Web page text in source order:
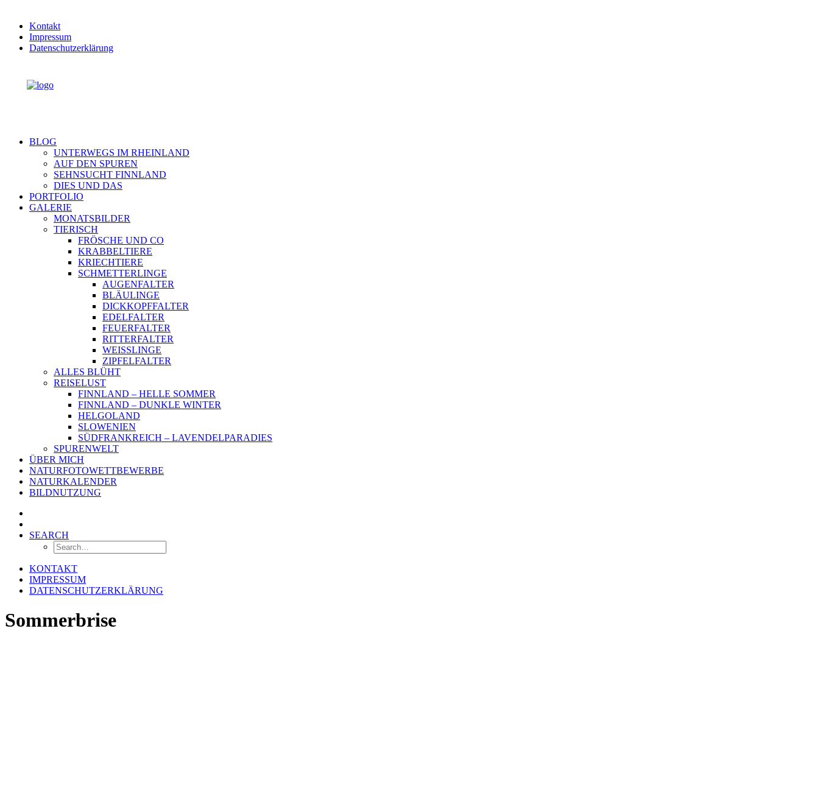
Kontakt
Impressum
Datenschutzerklärung
BLOG
UNTERWEGS IM RHEINLAND
AUF DEN SPUREN
SEHNSUCHT FINNLAND
DIES UND DAS
PORTFOLIO
GALERIE
MONATSBILDER
TIERISCH
FRÖSCHE UND CO
KRABBELTIERE
KRIECHTIERE
SCHMETTERLINGE
AUGENFALTER
BLÄULINGE
DICKKOPFFALTER
EDELFALTER
FEUERFALTER
RITTERFALTER
WEISSLINGE
ZIPFELFALTER
ALLES BLÜHT
REISELUST
FINNLAND – HELLE SOMMER
FINNLAND – DUNKLE WINTER
HELGOLAND
SLOWENIEN
SÜDFRANKREICH – LAVENDELPARADIES
SPURENWELT
ÜBER MICH
NATURFOTOWETTBEWERBE
NATURKALENDER
BILDNUTZUNG
SEARCH
KONTAKT
IMPRESSUM
DATENSCHUTZERKLÄRUNG
Sommerbrise